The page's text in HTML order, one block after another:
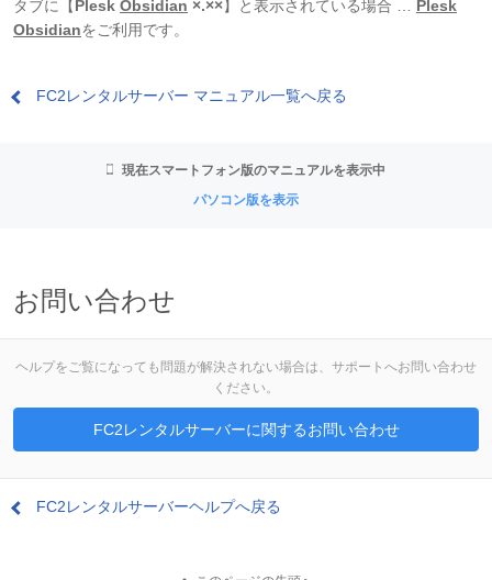
タブに【Plesk Obsidian ×.××】 と表示されている場合 … Plesk
Obsidian​をご利用です。
FC2レンタルサーバー マニュアル一覧へ戻る
現在スマートフォン版のマニュアルを表示中
パソコン版を表示
お問い合わせ
ヘルプをご覧になっても問題が解決されない場合は、サポートへお問い合わせ
ください。
FC2レンタルサーバーに関するお問い合わせ
FC2レンタルサーバーヘルプへ戻る